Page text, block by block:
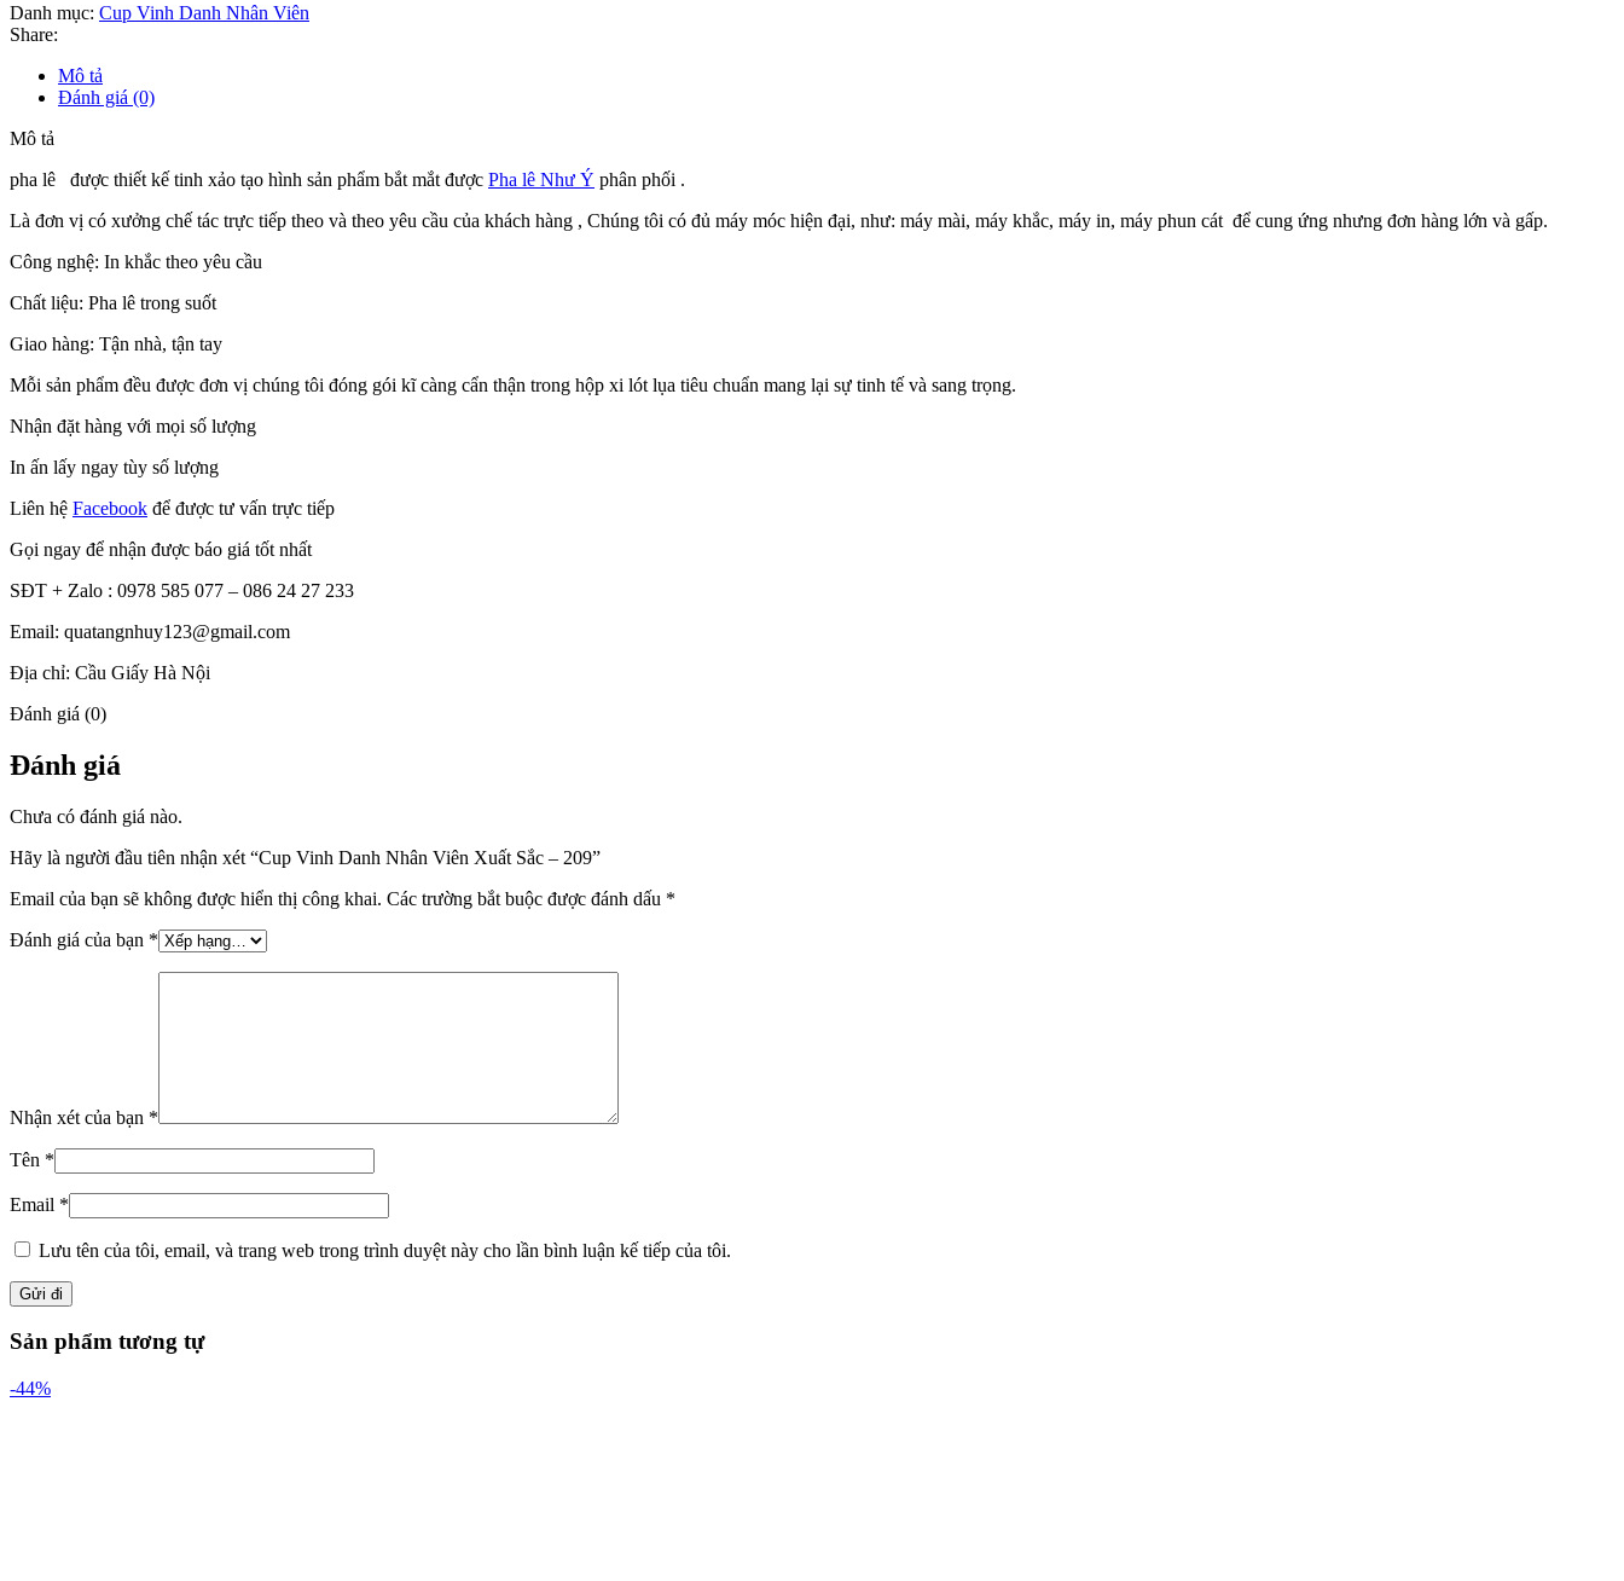
Danh mục: Cup Vinh Danh Nhân Viên
Share:
Mô tả
Đánh giá (0)
Mô tả
pha lê được thiết kế tinh xảo tạo hình sản phẩm bắt mắt được Pha lê Như Ý phân phối .
Là đơn vị có xưởng chế tác trực tiếp theo và theo yêu cầu của khách hàng , Chúng tôi có đủ máy móc hiện đại, như: máy mài, máy khắc, máy in, máy phun cát để cung ứng nhưng đơn hàng lớn và gấp.
Công nghệ: In khắc theo yêu cầu
Chất liệu: Pha lê trong suốt
Giao hàng: Tận nhà, tận tay
Mỗi sản phẩm đều được đơn vị chúng tôi đóng gói kĩ càng cẩn thận trong hộp xi lót lụa tiêu chuẩn mang lại sự tinh tế và sang trọng.
Nhận đặt hàng với mọi số lượng
In ấn lấy ngay tùy số lượng
Liên hệ Facebook để được tư vấn trực tiếp
Gọi ngay để nhận được báo giá tốt nhất
SĐT + Zalo : 0978 585 077 – 086 24 27 233
Email: quatangnhuy123@gmail.com
Địa chỉ: Cầu Giấy Hà Nội
Đánh giá (0)
Đánh giá
Chưa có đánh giá nào.
Hãy là người đầu tiên nhận xét “Cup Vinh Danh Nhân Viên Xuất Sắc – 209”
Email của bạn sẽ không được hiển thị công khai. Các trường bắt buộc được đánh dấu *
Đánh giá của bạn *
Nhận xét của bạn *
Tên *
Email *
Lưu tên của tôi, email, và trang web trong trình duyệt này cho lần bình luận kế tiếp của tôi.
Sản phẩm tương tự
-44%